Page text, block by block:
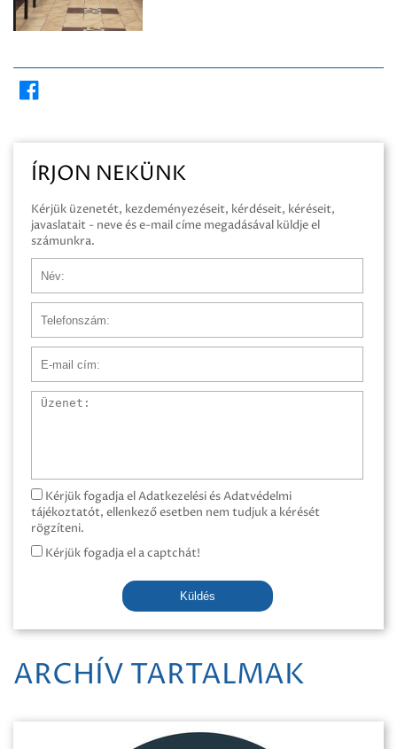
ÍRJON NEKÜNK
Kérjük üzenetét, kezdeményezéseit, kérdéseit, kéréseit,
javaslatait - neve és e-mail címe megadásával küldje el
számunkra.
Üzenet
Kérjük fogadja el Adatkezelési és Adatvédelmi
tájékoztatót, ellenkező esetben nem tudjuk a kérését
rögzíteni.
Kérjük fogadja el a captchát!
Küldés
ARCHÍV TARTALMAK